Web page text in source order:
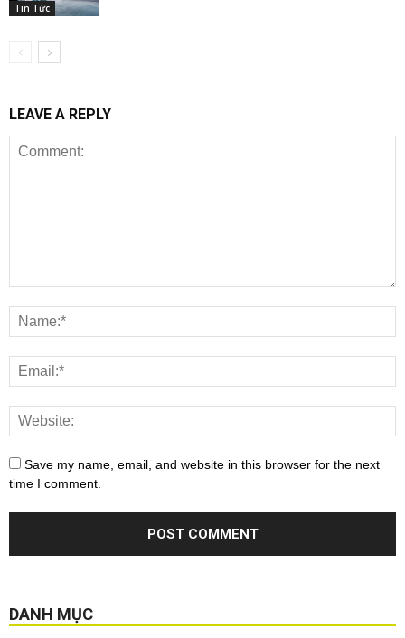
Tin Tức
LEAVE A REPLY
Save my name, email, and website in this browser for the next
time I comment.
DANH MỤC